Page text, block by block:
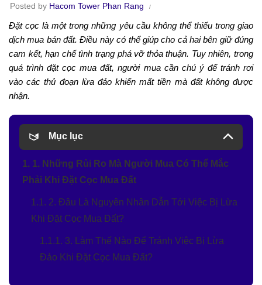
Posted by Hacom Tower Phan Rang
Đặt cọc là một trong những yêu cầu không thể thiếu trong giao
dịch mua bán đất. Điều này có thể giúp cho cả hai bên giữ đúng
cam kết, hạn chế tình trạng phá vỡ thỏa thuận. Tuy nhiên, trong
quá trình đặt cọc mua đất, người mua cần chú ý để tránh rơi
vào các thủ đoạn lừa đảo khiến mất tiền mà đất không được
nhận.
Mục lục
1. 1. Những Rủi Ro Mà Người Mua Có Thể Mắc
Phải Khi Đặt Cọc Mua Đất
1.1. 2. Đâu Là Nguyên Nhân Dẫn Tới Việc Bị Lừa
Khi Đặt Cọc Mua Đất?
1.1.1. 3. Làm Thế Nào Để Tránh Việc Bị Lừa
Đảo Khi Đặt Cọc Mua Đất?